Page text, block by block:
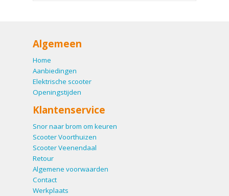
Algemeen
Home
Aanbiedingen
Elektrische scooter
Openingstijden
Klantenservice
Snor naar brom om keuren
Scooter Voorthuizen
Scooter Veenendaal
Retour
Algemene voorwaarden
Contact
Werkplaats